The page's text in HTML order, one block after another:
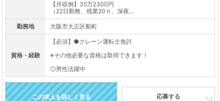
【月収例】35万2300円
（22日勤務、残業20ｈ、深夜...
勤務地 大阪市大正区船町
資格・経験
【必須】●クレーン運転士免許
※その他必要な資格は取得できます！
◎男性活躍中
この求人を詳しく見る 応募する